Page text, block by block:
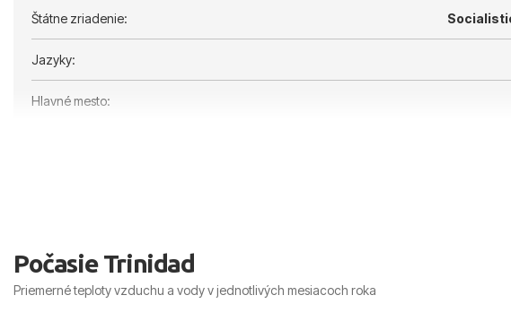
Štátne zriadenie:
Jazyky:
Hlavné mesto:
Počasie Trinidad
Priemerné teploty vzduchu a vody v jednotlivých mesiacoch roka